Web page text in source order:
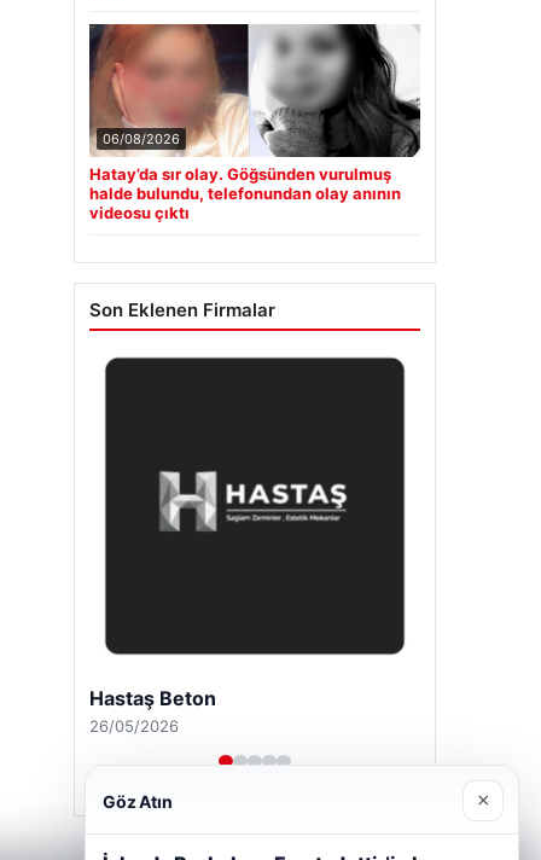
06/08/2026
Hatay’da sır olay. Göğsünden vurulmuş
halde bulundu, telefonundan olay anının
videosu çıktı
Son Eklenen Firmalar
Hastaş Beton
26/05/2026
Göz Atın ×